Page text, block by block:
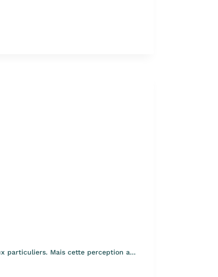
particuliers. Mais cette perception a...